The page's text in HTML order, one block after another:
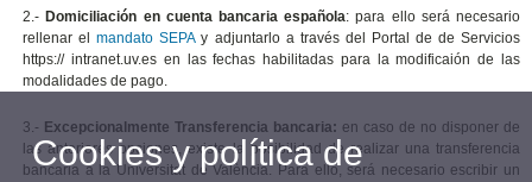
2.- Domiciliación en cuenta bancaria española:para ello será necesario
rellenar elmandato SEPAy adjuntarlo a través del Portal de de Servicios
https:// intranet.uv.es en las fechas habilitadas para la modificaión de las
modalidades de pago.
3.- Excepcionalmente Transferencia bancaria: en caso de no disponer de
las anteriores opciones, existe la posibilidad de realizar una transferencia
bancaria a la Universitat de València. Para ello, será necesario escribir un
Cookies y política de